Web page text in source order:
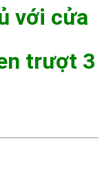
với cửa
trượt 3